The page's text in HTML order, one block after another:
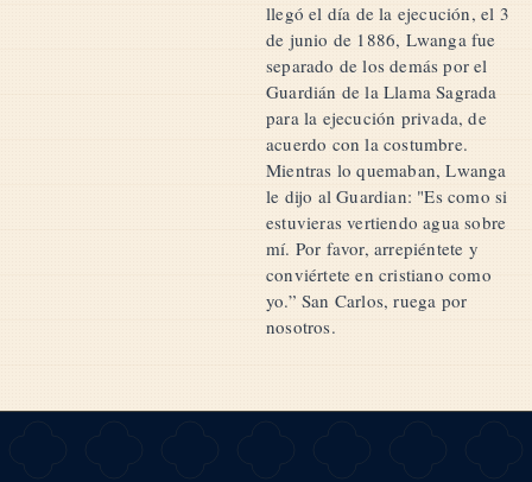
llegó el día de la ejecución, el 3
de junio de 1886, Lwanga fue
separado de los demás por el
Guardián de la Llama Sagrada
para la ejecución privada, de
acuerdo con la costumbre.
Mientras lo quemaban, Lwanga
le dijo al Guardian: "Es como si
estuvieras vertiendo agua sobre
mí. Por favor, arrepiéntete y
conviértete en cristiano como
yo.” San Carlos, ruega por
nosotros.